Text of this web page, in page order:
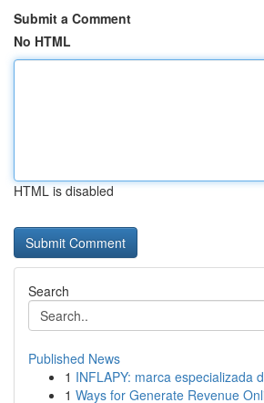
Submit a Comment
No HTML
HTML is disabled
Search
Published News
1 INFLAPY: marca especializada
1 Ways for Generate Revenue